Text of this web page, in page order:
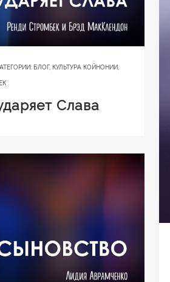
БЛОГ, КУЛЬТУРА КОЙНОНИИ
Слава